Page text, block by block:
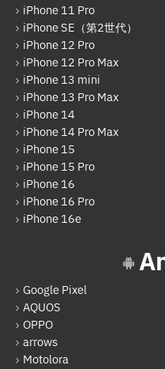
Xiaomi
Motolora
その他Android
iPad
iPad Pro 12.9インチ
iPad Air（第1世代）
iPad mini（第2世代）
iPad mini（第4世代）
iPad Pro 12.9インチ
iPad（第5世代）
iPhone 11 Pro
iPhone SE（第2世代）
iPhone 12 Pro
iPhone 12 Pro Max
iPhone 13 mini
iPhone 13 Pro Max
iPhone 14
iPhone 14 Pro Max
iPhone 15
iPhone 15 Pro
iPhone 16
iPhone 16 Pro
iPhone 16e
Google Pixel
AQUOS
OPPO
arrows
Motolora